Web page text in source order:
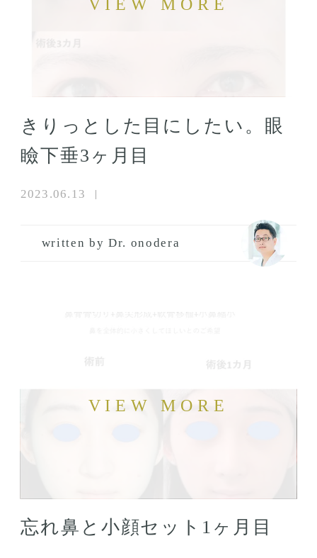
きりっとした目にしたい。眼
瞼下垂3ヶ月目
2023.06.13
written by Dr. onodera
忘れ鼻と小顔セット1ヶ月目